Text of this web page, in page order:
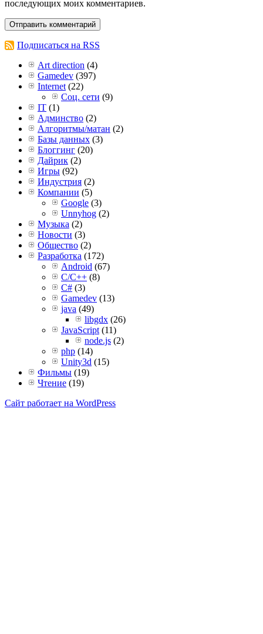
последующих моих комментариев.
Подписаться на RSS
Art direction (4)
Gamedev (397)
Internet(22)
Соц. сети (9)
IT (1)
Админство (2)
Алгоритмы/матан (2)
Базы данных (3)
Блоггинг (20)
Дайрик (2)
Игры (92)
Индустрия (2)
Компании (5)
Google (3)
Unnyhog (2)
Музыка (2)
Новости (3)
Общество (2)
Разработка (172)
Android (67)
C/C++ (8)
C# (3)
Gamedev (13)
java (49)
libgdx (26)
JavaScript(11)
node.js (2)
php (14)
Unity3d (15)
Фильмы (19)
Чтение (19)
Сайт работает на WordPress